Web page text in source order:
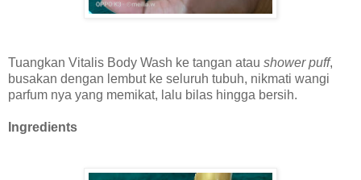
Tuangkan Vitalis Body Wash ke tangan atau shower puff,
busakan dengan lembut ke seluruh tubuh, nikmati wangi
parfum nya yang memikat, lalu bilas hingga bersih.
Ingredients